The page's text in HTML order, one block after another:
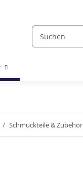
Schmuckteile & Zubehör